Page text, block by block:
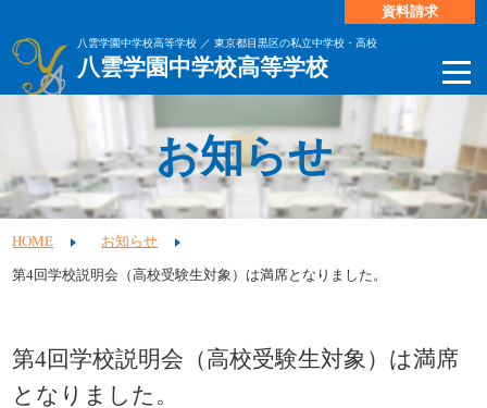
八雲学園中学校高等学校 ／ 東京都目黒区の私立中学校・高校
八雲学園中学校高等学校
資料請求
お知らせ
HOME お知らせ
第4回学校説明会（高校受験生対象）は満席となりました。
第4回学校説明会（高校受験生対象）は満席
となりました。